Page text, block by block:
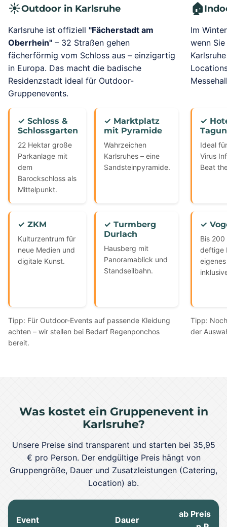
☀️Outdoor in Karlsruhe 🏠
Karlsruhe ist offiziell "Fächerstadt am
Oberrhein" – 32 Straßen gehen
fächerförmig vom Schloss aus – einzigartig
in Europa. Das macht die badische
Residenzstadt ideal für Outdoor-
Gruppenevents.
Im
wenn
✓ Schloss &
Schlossgarten
22 Hektar große
Parkanlage mit
dem
Barockschloss als
Mittelpunkt.
✓ Marktplatz
mit Pyramide
Wahrzeichen
Karlsruhes – eine
Sandsteinpyramide.
✓ ZKM
Kulturzentrum für
neue Medien und
digitale Kunst.
✓ Turmberg
Durlach
Hausberg mit
Panoramablick und
Standseilbahn.
✓
Ideal
Virus
Beat
✓
Bis 200
deftige
Tipp: Für Outdoor-Events auf passende Kleidung
achten – wir stellen bei Bedarf Regenponchos
bereit.
Tipp:
der
Was kostet ein Gruppenevent in
Karlsruhe?
Unsere Preise sind transparent und starten bei 35,95
€ pro Person. Der endgültige Preis hängt von
Gruppengröße, Dauer und Zusatzleistungen (Catering,
Location) ab.
Event Dauer
ab Preis